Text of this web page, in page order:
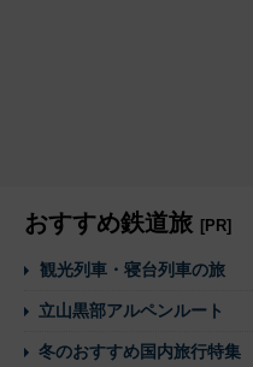
おすすめ鉄道旅 [PR]
観光列車・寝台列車の旅
立山黒部アルペンルート
冬のおすすめ国内旅行特集